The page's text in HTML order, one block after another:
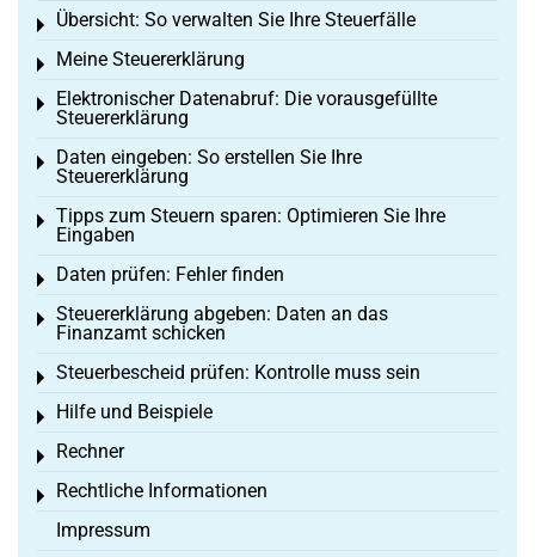
Übersicht: So verwalten Sie Ihre Steuerfälle
Toggle menu
Meine Steuererklärung
Toggle menu
Elektronischer Datenabruf: Die vorausgefüllte
Steuererklärung
Toggle menu
Daten eingeben: So erstellen Sie Ihre
Steuererklärung
Toggle menu
Tipps zum Steuern sparen: Optimieren Sie Ihre
Eingaben
Toggle menu
Daten prüfen: Fehler finden
Toggle menu
Steuererklärung abgeben: Daten an das
Finanzamt schicken
Toggle menu
Steuerbescheid prüfen: Kontrolle muss sein
Toggle menu
Hilfe und Beispiele
Toggle menu
Rechner
Toggle menu
Rechtliche Informationen
Toggle menu
Impressum